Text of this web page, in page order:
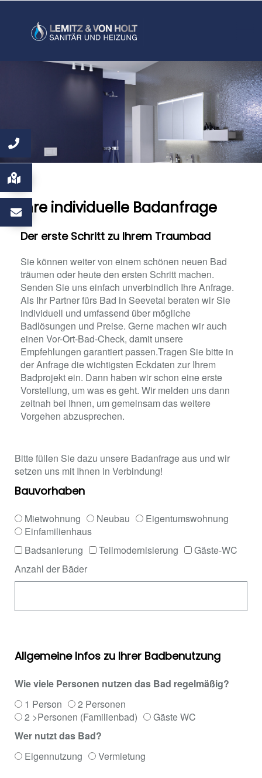
Ihre individuelle Badanfrage
Der erste Schritt zu Ihrem Traumbad
Sie können weiter von einem schönen neuen Bad
träumen oder heute den ersten Schritt machen.
Senden Sie uns einfach unverbindlich Ihre Anfrage.
Als Ihr Partner fürs Bad in Seevetal beraten wir Sie
individuell und umfassend über mögliche
Badlösungen und Preise. Gerne machen wir auch
einen Vor-Ort-Bad-Check, damit unsere
Empfehlungen garantiert passen.Tragen Sie bitte in
der Anfrage die wichtigsten Eckdaten zur Ihrem
Badprojekt ein. Dann haben wir schon eine erste
Vorstellung, um was es geht. Wir melden uns dann
zeitnah bei Ihnen, um gemeinsam das weitere
Vorgehen abzusprechen.
Bitte füllen Sie dazu unsere Badanfrage aus und wir
setzen uns mit Ihnen in Verbindung!
Bauvorhaben
Mietwohnung Neubau
Eigentumswohnung
Einfamilienhaus
Badsanierung
Teilmodernisierung
Gäste-WC
Anzahl der Bäder
Allgemeine Infos zu Ihrer Badbenutzung
Wie viele Personen nutzen das Bad regelmäßig?
1 Person
2 Personen
2 >Personen (Familienbad)
Gäste WC
Wer nutzt das Bad?
Eigennutzung
Vermietung